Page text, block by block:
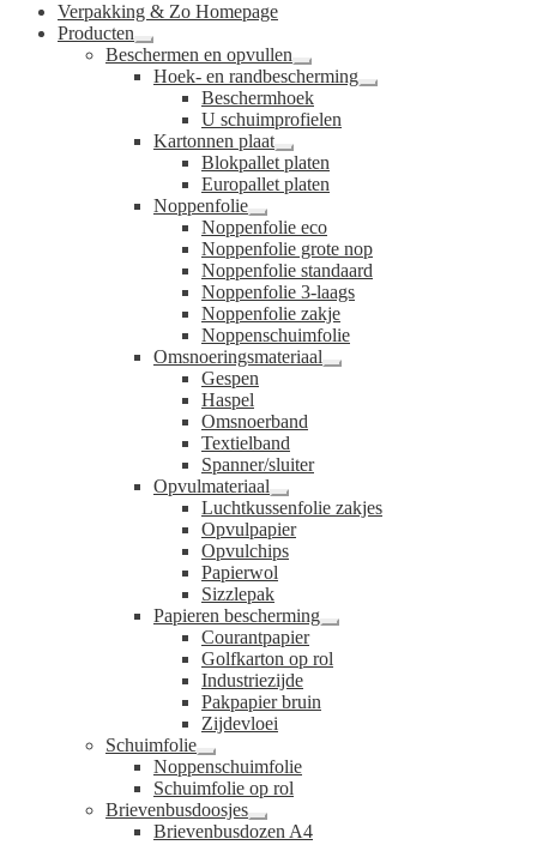
Verpakking & Zo Homepage
Producten
Submenu
uitvouwen
Beschermen en opvullen
Submenu
uitvouwen
Hoek- en randbescherming
Submenu
Beschermhoek
U schuimprofielen
Kartonnen plaat
Submenu
uitvouwen
Blokpallet platen
Europallet platen
Noppenfolie
Submenu
uitvouwen
Noppenfolie eco
Noppenfolie grote nop
Noppenfolie standaard
Noppenfolie 3-laags
Noppenfolie zakje
Noppenschuimfolie
Omsnoeringsmateriaal
Submenu
Gespen
Haspel
Omsnoerband
Textielband
Spanner/sluiter
Opvulmateriaal
Submenu
uitvouwen
Luchtkussenfolie zakjes
Opvulpapier
Opvulchips
Papierwol
Sizzlepak
Papieren bescherming
Submenu
uitvouwen
Courantpapier
Golfkarton op rol
Industriezijde
Pakpapier bruin
Zijdevloei
Schuimfolie
Submenu
uitvouwen
Noppenschuimfolie
Schuimfolie op rol
Brievenbusdoosjes
Submenu
Brievenbusdozen A4